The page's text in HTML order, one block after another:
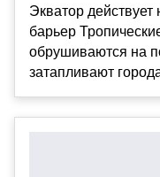
Экватор
барьер
обрушиваются на
затапливают